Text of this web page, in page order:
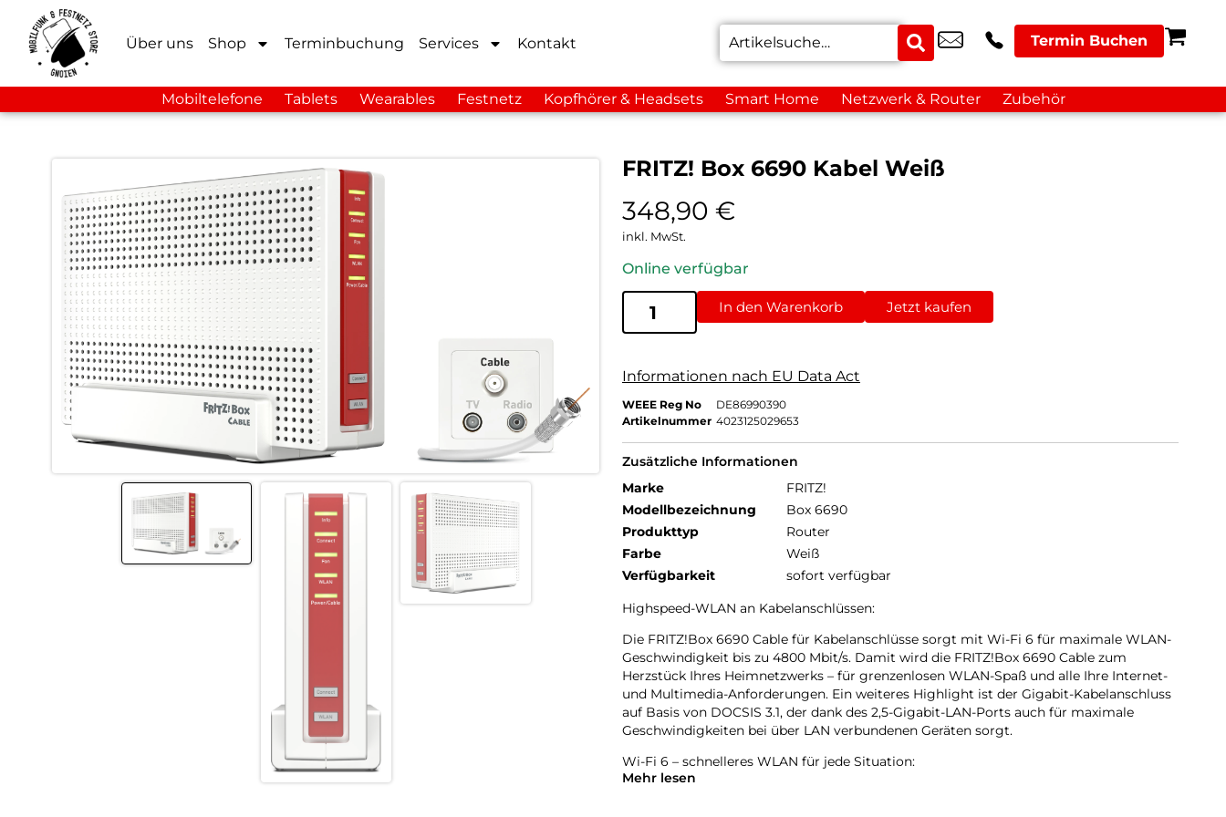
Über uns Shop Terminbuchung Services Kontakt Termin Buchen
Mobiltelefone Tablets Wearables Festnetz Kopfhörer & Headsets Smart Home Netzwerk & Router Zubehör
FRITZ! Box 6690 Kabel Weiß
348,90 €
inkl. MwSt.
Online verfügbar
In den Warenkorb Jetzt kaufen
Informationen nach EU Data Act
WEEE Reg No
DE86990390
Artikelnummer 4023125029653
Zusätzliche Informationen
Marke
FRITZ!
Modellbezeichnung
Box 6690
Produkttyp
Router
Farbe
Weiß
Verfügbarkeit
sofort verfügbar
Highspeed-WLAN an Kabelanschlüssen:
Die FRITZ!Box 6690 Cable für Kabelanschlüsse sorgt mit Wi-Fi 6 für maximale WLAN-
Geschwindigkeit bis zu 4800 Mbit/s. Damit wird die FRITZ!Box 6690 Cable zum
Herzstück Ihres Heimnetzwerks – für grenzenlosen WLAN-Spaß und alle Ihre Internet-
und Multimedia-Anforderungen. Ein weiteres Highlight ist der Gigabit-Kabelanschluss
auf Basis von DOCSIS 3.1, der dank des 2,5-Gigabit-LAN-Ports auch für maximale
Geschwindigkeiten bei über LAN verbundenen Geräten sorgt.
Wi-Fi 6 – schnelleres WLAN für jede Situation:
Mehr lesen